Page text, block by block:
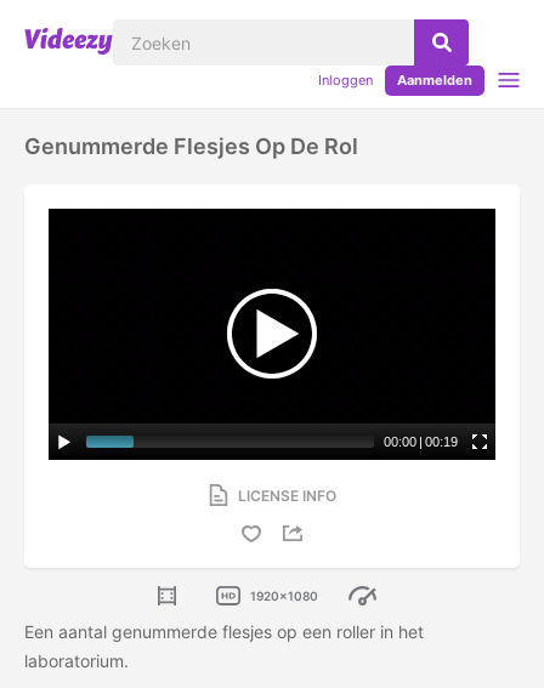
Inloggen Aanmelden
Genummerde Flesjes Op De Rol
00:00 | 00:19
LICENSE INFO
1920x1080
Een aantal genummerde flesjes op een roller in het
laboratorium.